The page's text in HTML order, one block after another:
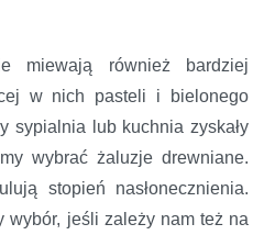
miewają również bardziej
w nich pasteli i bielonego
sypialnia lub kuchnia zyskały
wybrać żaluzje drewniane.
stopień nasłonecznienia.
wybór, jeśli zależy nam też na